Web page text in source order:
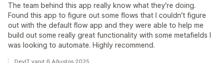
The team behind this app really know what they're doing.
Found this app to figure out some flows that I couldn't figure
out with the default flow app and they were able to help me
build out some really great functionality with some metafields I
was looking to automate. Highly recommend.